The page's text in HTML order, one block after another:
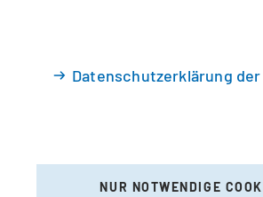
Datenschutzerklärung
NUR NOTWENDIGE